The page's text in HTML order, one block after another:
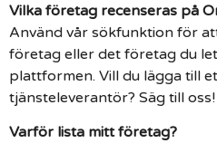
Vilka företag recenseras på
Använd vår sökfunktion för
företag eller det företag du
plattformen. Vill du lägga till
tjänsteleverantör? Säg till oss!
Varför lista mitt företag?